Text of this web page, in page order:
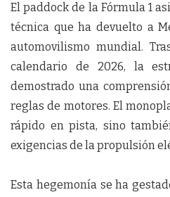
El paddock de la Fórmula 1
técnica que ha devuelto a
automovilismo mundial.
calendario de 2026, la
demostrado una
reglas de motores. El
rápido en pista, sino
exigencias de la propulsión
Esta hegemonía se ha